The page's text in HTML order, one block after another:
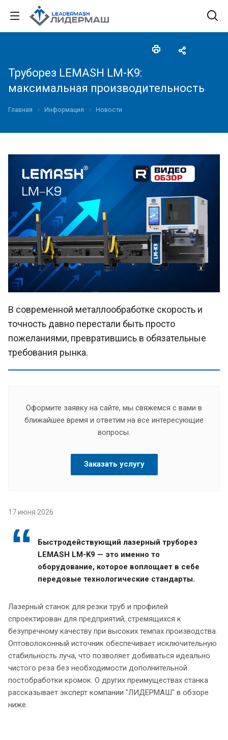
Труборез LEMASH LM-K9:
максимальная производительность
Главная Информация Новости
В современной металлообработке скорость и
точность давно перестали быть просто
пожеланиями, превратившись в обязательные
требования рынка.
Оформите заявку на сайте, мы свяжемся с вами в
ближайшее время и ответим на все интересующие
вопросы.
Заказать услугу
17 июня 2026
Быстродействующий лазерный труборез
LEMASH LM-K9 — это именно то
оборудование, которое воплощает в себе
передовые технологические стандарты.
Лазерный станок для резки труб и профилей
спроектирован для предприятий, стремящихся к
безупречному качеству при высоких темпах производства.
Оптоволоконный источник обеспечивает исключительную
стабильность луча, что позволяет добиваться идеально
чистого реза без необходимости дополнительной
постобработки кромок. О других преимуществах станка
рассказывает эксперт компании "ЛИДЕРМАШ" в обзоре
ниже.